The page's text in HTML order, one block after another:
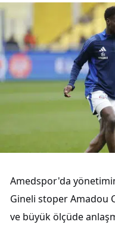
Amedspor'da
Gineli stoper Amadou
ve büyük ölçüde